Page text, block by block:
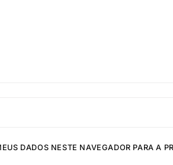
DADOS NESTE NAVEGADOR PARA A